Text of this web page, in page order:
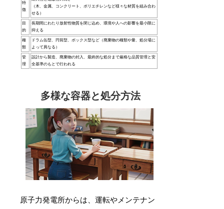
特
徴
（木、金属、コンクリート、ポリエチレンなど様々な材質を組み合わ
せる）
目
的
長期間にわたり放射性物質を閉じ込め、環境や人への影響を最小限に
抑える
種
類
ドラム缶型、円筒型、ボックス型など（廃棄物の種類や量、処分場に
よって異なる）
管
理
設計から製造、廃棄物の封入、最終的な処分まで厳格な品質管理と安
全基準のもとで行われる
多様な容器と処分方法
原子力発電所からは、運転やメンテナン